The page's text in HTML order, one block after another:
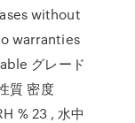
without
warranties
グレード
質 密度
% 23 , 水中